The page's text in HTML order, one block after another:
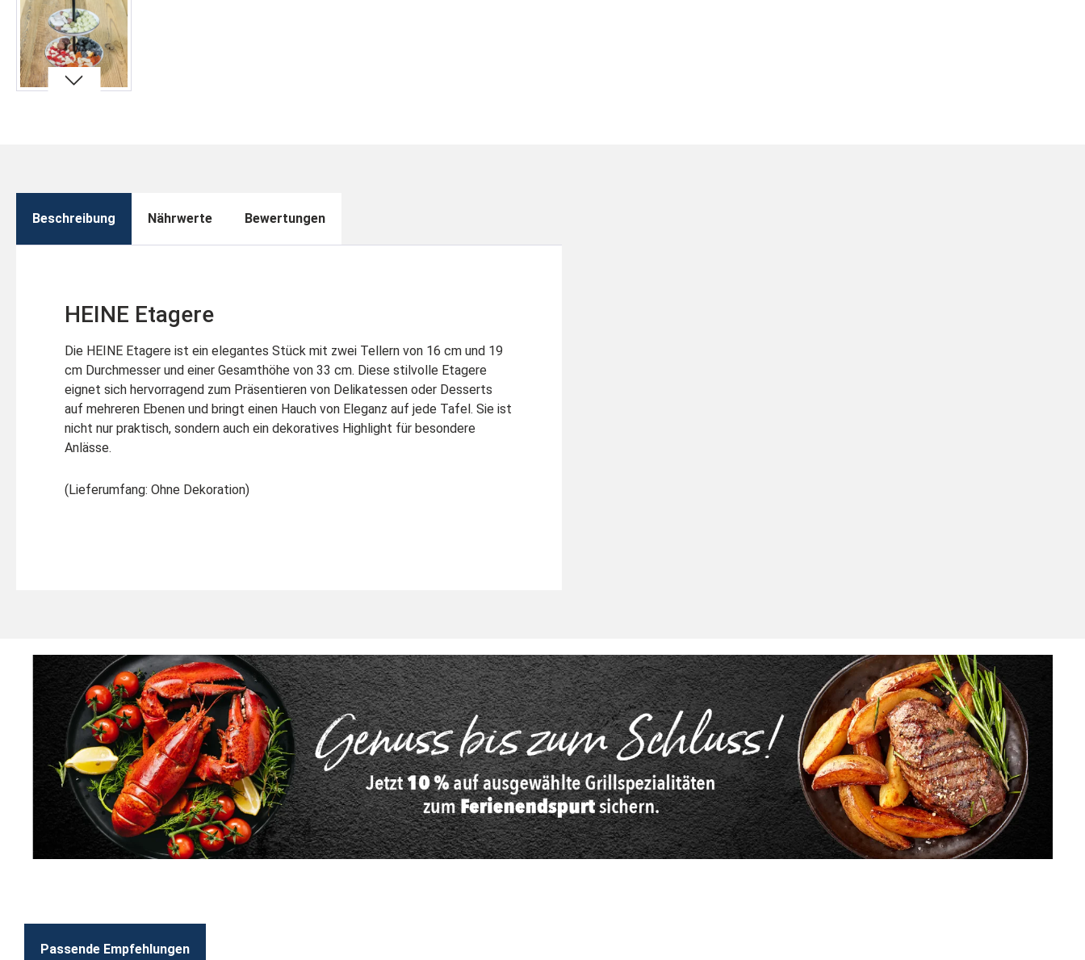
Beschreibung Nährwerte Bewertungen
HEINE Etagere
Die HEINE Etagere ist ein elegantes Stück mit zwei Tellern von 16 cm und 19
cm Durchmesser und einer Gesamthöhe von 33 cm. Diese stilvolle Etagere
eignet sich hervorragend zum Präsentieren von Delikatessen oder Desserts
auf mehreren Ebenen und bringt einen Hauch von Eleganz auf jede Tafel. Sie ist
nicht nur praktisch, sondern auch ein dekoratives Highlight für besondere
Anlässe.
(Lieferumfang: Ohne Dekoration)
Passende Empfehlungen